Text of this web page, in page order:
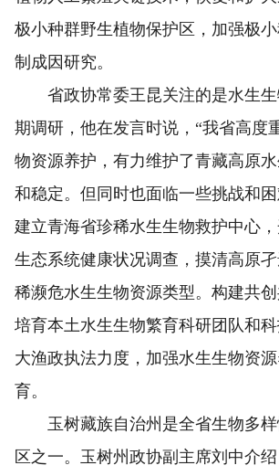
极小种群野生植物保护区，加强极
制成因研究。
省政协常委王昆关注的是水生生
期调研，他在发言时说，“我省高度
物资源养护，有力维护了青藏高原
和稳定。但同时也面临一些挑战和困
建立青海省珍稀水生生物救护中心
生态系统健康状况调查，摸清高原
稀濒危水生生物资源类型。构建共
培育本土水生生物繁育科研团队和
大渔政执法力度，加强水生生物资
育。
玉树藏族自治州是全省生物多样
区之一。玉树州政协副主席刘中介